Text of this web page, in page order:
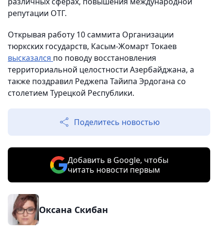
репутации ОТГ.
Открывая работу 10 саммита Организации
тюркских государств, Касым-Жомарт Токаев
высказался по поводу восстановления
территориальной целостности Азербайджана, а
также поздравил Реджепа Тайипа Эрдогана со
столетием Турецкой Республики.
Поделитесь новостью
Добавить в Google, чтобы
читать новости первым
Оксана Скибан